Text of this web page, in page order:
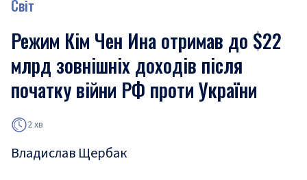
Світ
Режим Кім Чен Ина отримав до $22
млрд зовнішніх доходів після
початку війни РФ проти України
2 хв
Владислав Щербак